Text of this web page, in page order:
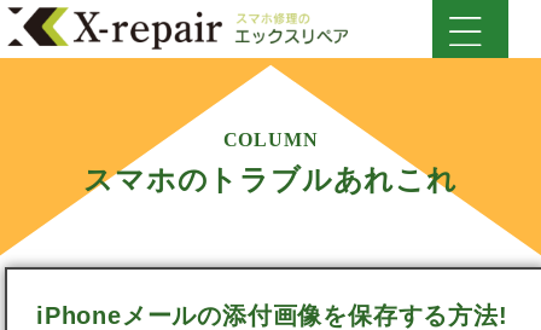
COLUMN
スマホのトラブルあれこれ
iPhoneメールの添付画像を保存する方法!